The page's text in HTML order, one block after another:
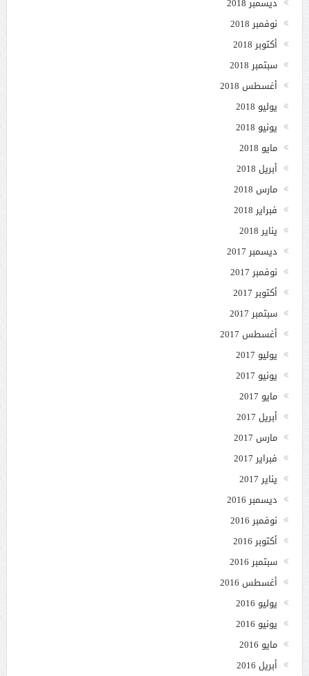
نوفمبر 2018
أكتوبر 2018
سبتمبر 2018
أغسطس 2018
يوليو 2018
يونيو 2018
مايو 2018
أبريل 2018
مارس 2018
فبراير 2018
يناير 2018
ديسمبر 2017
نوفمبر 2017
أكتوبر 2017
سبتمبر 2017
أغسطس 2017
يوليو 2017
يونيو 2017
مايو 2017
أبريل 2017
مارس 2017
فبراير 2017
يناير 2017
ديسمبر 2016
نوفمبر 2016
أكتوبر 2016
سبتمبر 2016
أغسطس 2016
يوليو 2016
يونيو 2016
مايو 2016
أبريل 2016